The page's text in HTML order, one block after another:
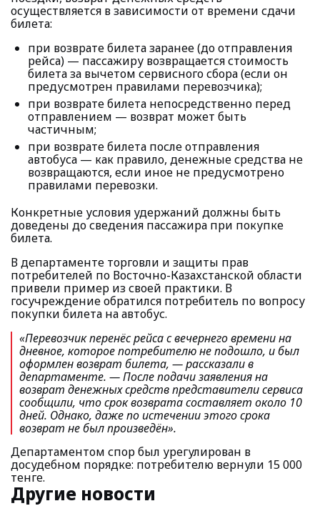
осуществляется в зависимости от времени сдачи
билета:
при возврате билета заранее (до отправления
рейса) — пассажиру возвращается стоимость
билета за вычетом сервисного сбора (если он
предусмотрен правилами перевозчика);
при возврате билета непосредственно перед
отправлением — возврат может быть
частичным;
при возврате билета после отправления
автобуса — как правило, денежные средства не
возвращаются, если иное не предусмотрено
правилами перевозки.
Конкретные условия удержаний должны быть
доведены до сведения пассажира при покупке
билета.
В департаменте торговли и защиты прав
потребителей по Восточно-Казахстанской области
привели пример из своей практики. В
госучреждение обратился потребитель по вопросу
покупки билета на автобус.
«Перевозчик перенёс рейса с вечернего времени на
дневное, которое потребителю не подошло, и был
оформлен возврат билета, — рассказали в
департаменте. — После подачи заявления на
возврат денежных средств представители сервиса
сообщили, что срок возврата составляет около 10
дней. Однако, даже по истечении этого срока
возврат не был произведён».
Департаментом спор был урегулирован в
досудебном порядке: потребителю вернули 15 000
тенге.
Другие новости